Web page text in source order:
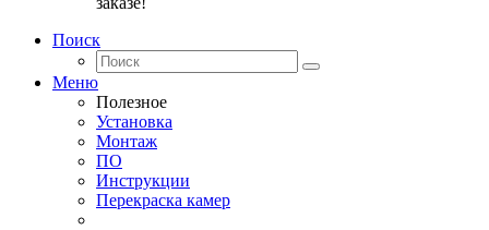
Поиск
Меню
Полезное
Установка
Монтаж
ПО
Инструкции
Перекраска камер